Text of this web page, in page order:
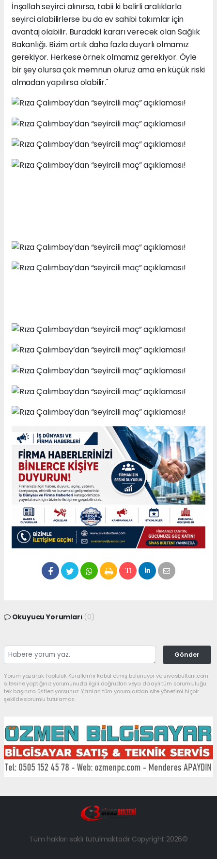
İnşallah seyirci alınırsa, tabii ki belirli aralıklarla
seyirci alabilirlerse bu da ev sahibi takımlar için
avantaj olabilir. Buradaki kararı verecek olan Sağlık
Bakanlığı. Bizim artık daha fazla duyarlı olmamız
gerekiyor. Herkese örnek olmamız gerekiyor. Öyle
bir şey olursa çok memnun oluruz ama en küçük riski
almadan yapılırsa olabilir."
Okuyucu Yorumları (0)
Gönder
Yorum yazarak Topluluk Kuralları’nı kabul etmiş bulunuyor ve sivasbulteni.com
sitesine yaptığınız yorumunuzla ilgili doğrudan veya dolaylı tüm sorumluluğu
tek başınıza üstleniyorsunuz. Yazılan tüm yorumlardan site yönetimi hiçbir
şekilde sorumlu tutulamaz.
Tüm hakları saklı tutulmaktadır.Copyright 2026©